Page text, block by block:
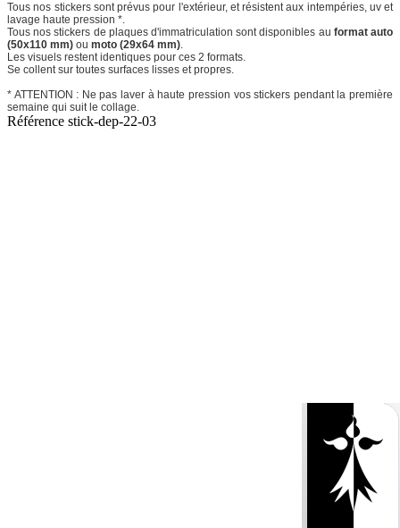
Tous nos stickers sont prévus pour l'extérieur, et résistent aux intempéries, uv et
lavage haute pression *.
Tous nos stickers de plaques d'immatriculation sont disponibles au format auto
(50x110 mm) ou moto (29x64 mm).
Les visuels restent identiques pour ces 2 formats.
Se collent sur toutes surfaces lisses et propres.
* ATTENTION : Ne pas laver à haute pression vos stickers pendant la première
semaine qui suit le collage.
Référence stick-dep-22-03